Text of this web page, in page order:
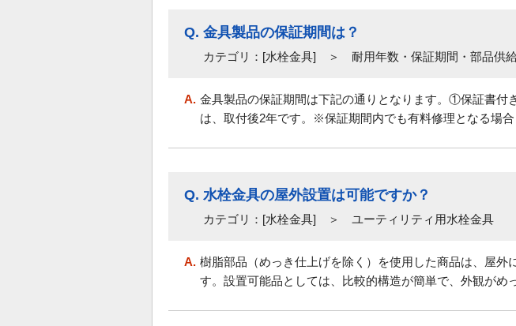
Q. 金具製品の保証期間は？
カテゴリ：[水栓金具] ＞ 耐用年数・保証期間・部品供
A. 金具製品の保証期間は下記の通りとなります。①保証書
は、取付後2年です。※保証期間内でも有料修理となる場合
Q. 水栓金具の屋外設置は可能ですか？
カテゴリ：[水栓金具] ＞ ユーティリティ用水栓金具
A. 樹脂部品（めっき仕上げを除く）を使用した商品は、屋
す。設置可能品としては、比較的構造が簡単で、外観がめ